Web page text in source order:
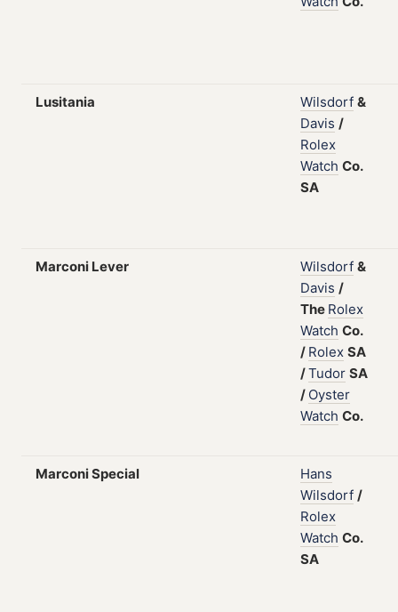
Lusitania Wilsdorf &
Davis /
Rolex
Watch Co.
SA
Marconi Lever Wilsdorf &
Davis /
The Rolex
Watch Co.
/ Rolex SA
/Tudor SA
/ Oyster
Watch Co.
Marconi Special
Hans
Wilsdorf /
Rolex
Watch Co.
SA